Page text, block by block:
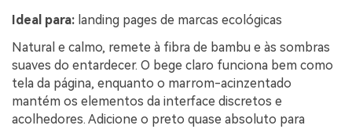
Ideal para: landing pages de marcas ecológicas
Natural e calmo, remete à fibra de bambu e às sombras
suaves do entardecer. O bege claro funciona bem como
tela da página, enquanto o marrom-acinzentado
mantém os elementos da interface discretos e
acolhedores. Adicione o preto quase absoluto para